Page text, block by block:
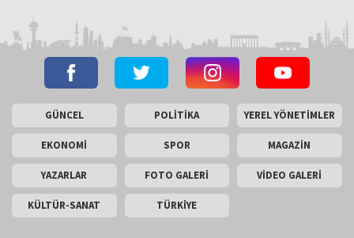
GÜNCEL POLİTİKA YEREL YÖNETİMLER
EKONOMİ SPOR MAGAZİN
YAZARLAR FOTO GALERİ VİDEO GALERİ
KÜLTÜR-SANAT TÜRKİYE